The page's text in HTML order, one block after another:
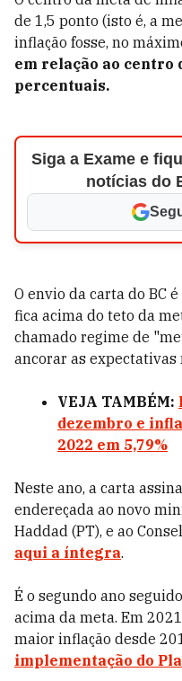
de 1,5 ponto (isto é, a
inflação fosse, no
em relação ao centro
percentuais.
Siga a Exame e
notícias do
O envio da carta do BC
fica acima do teto da
chamado regime de
ancorar as
VEJA TAMBÉM:
dezembro e
2022 em 5,79%
Neste ano, a carta
endereçada ao novo
Haddad (PT), e ao
aqui a íntegra.
É o segundo ano
acima da meta. Em
maior inflação desde
implementação do